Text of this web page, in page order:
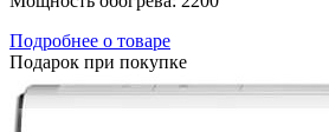
Подробнее о товаре
Подарок при покупке